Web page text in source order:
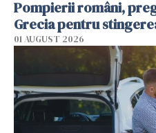
Pompierii români,
Grecia pentru
01 AUGUST 2026